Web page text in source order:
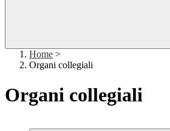
Home >
Organi collegiali
Organi collegiali